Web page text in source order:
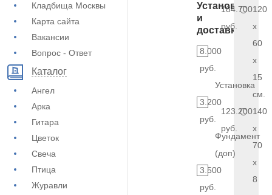
Кладбища Москвы
Карта сайта
Вакансии
Вопрос - Ответ
Каталог
Ангел
Арка
Гитара
Цветок
Свеча
Птица
Журавли
Установка
и
доставка
8.000
руб.
Установка
3.200
руб.
Фундамент
(доп)
3.500
руб.
184.700
руб.
120
x
60
x
15
см.
123.200
руб.
140
x
70
x
8